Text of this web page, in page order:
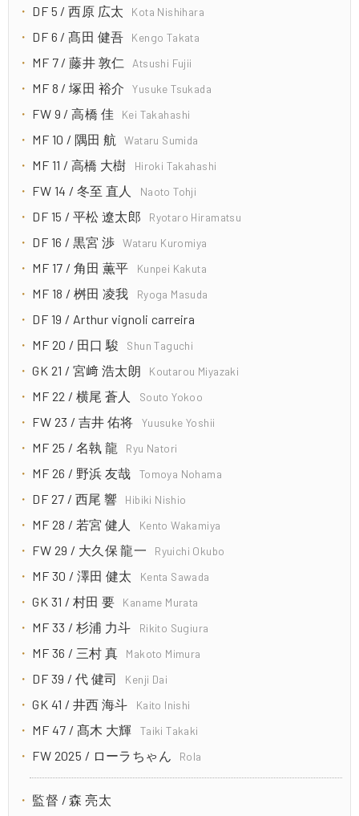
DF 5 / 西原 広太 Kota Nishihara
DF 6 / 髙田 健吾 Kengo Takata
MF 7 / 藤井 敦仁 Atsushi Fujii
MF 8 / 塚田 裕介 Yusuke Tsukada
FW 9 / 高橋 佳 Kei Takahashi
MF 10 / 隅田 航 Wataru Sumida
MF 11 / 高橋 大樹 Hiroki Takahashi
FW 14 / 冬至 直人 Naoto Tohji
DF 15 / 平松 遼太郎 Ryotaro Hiramatsu
DF 16 / 黒宮 渉 Wataru Kuromiya
MF 17 / 角田 薫平 Kunpei Kakuta
MF 18 / 桝田 凌我 Ryoga Masuda
DF 19 / Arthur vignoli carreira
MF 20 / 田口 駿
Shun Taguchi
GK 21 / 宮﨑 浩太朗 Koutarou Miyazaki
MF 22 / 横尾 蒼人 Souto Yokoo
FW 23 / 吉井 佑将 Yuusuke Yoshii
MF 25 / 名執 龍 Ryu Natori
MF 26 / 野浜 友哉 Tomoya Nohama
DF 27 / 西尾 響 Hibiki Nishio
MF 28 / 若宮 健人 Kento Wakamiya
FW 29 / 大久保 龍一 Ryuichi Okubo
MF 30 / 澤田 健太 Kenta Sawada
GK 31 / 村田 要 Kaname Murata
MF 33 / 杉浦 力斗 Rikito Sugiura
MF 36 / 三村 真 Makoto Mimura
DF 39 / 代 健司 Kenji Dai
GK 41 / 井西 海斗 Kaito Inishi
MF 47 / 髙木 大輝 Taiki Takaki
FW 2025 / ローラちゃん Rola
監督 / 森 亮太